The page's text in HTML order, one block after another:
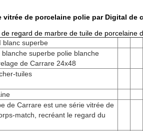
vitrée de porcelaine polie par Digital de
regard de marbre de tuile de
blanc superbe
superbe polie blanche
de Carrare 24x48
tuiles
de Carrare est une série vitrée de
match, recréant le regard du